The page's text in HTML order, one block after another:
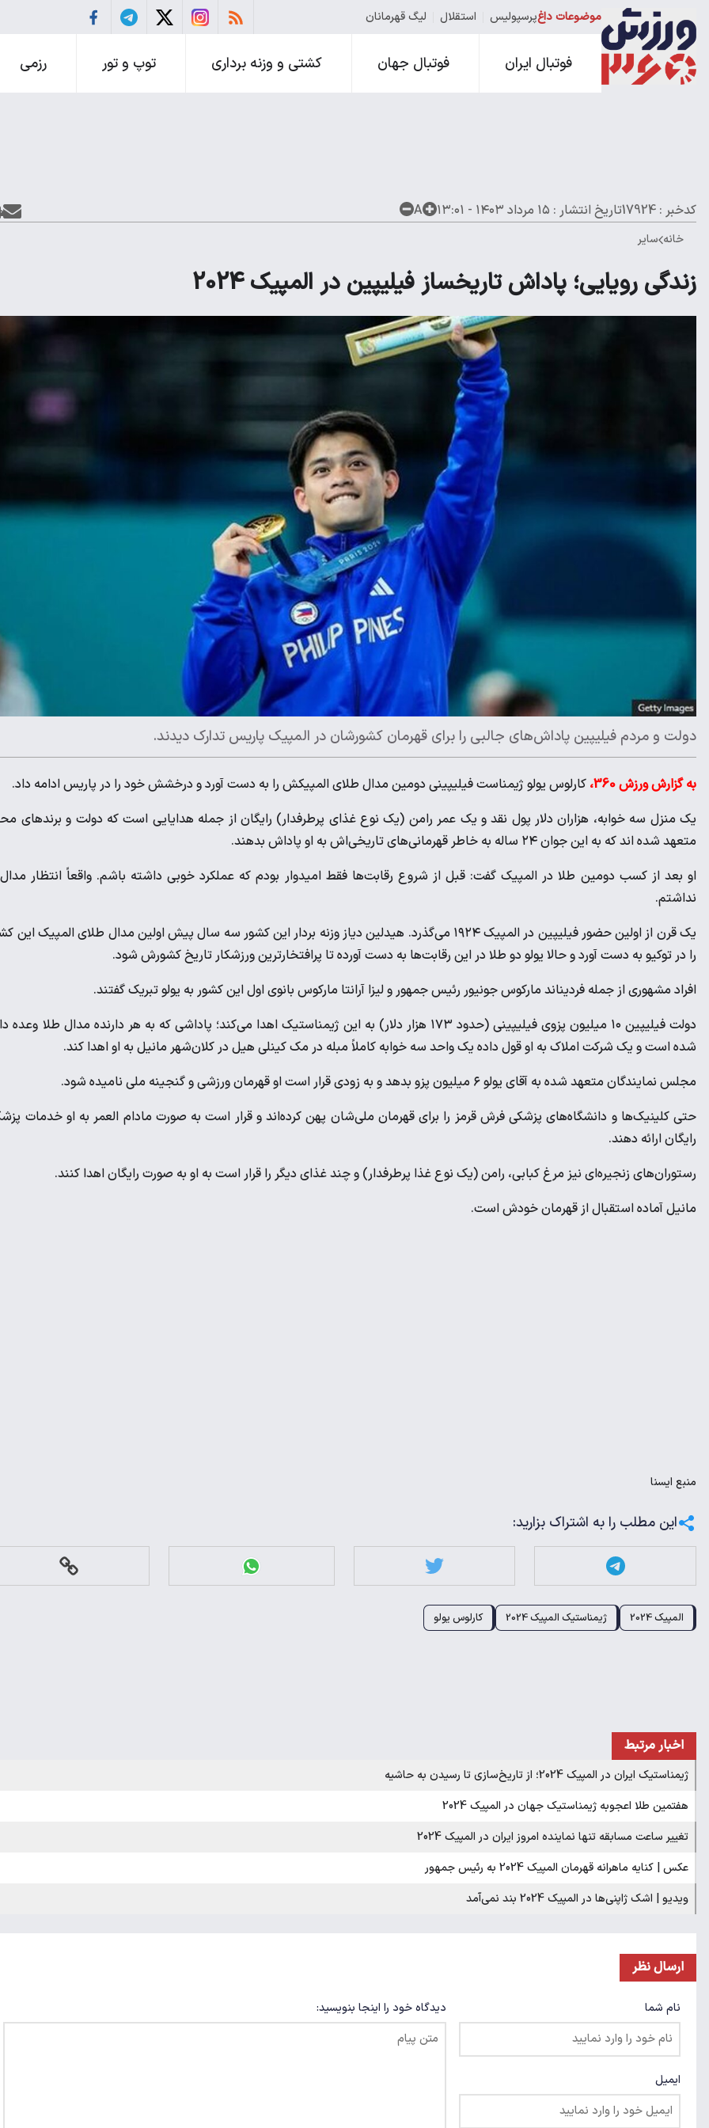
موضوعات داغپرسپولیس استقلال لیگ قهرمانان
فوتبال ایران فوتبال جهان کشتی و وزنه برداری توپ و تور رزمی
کدخبر : 17924 تاریخ انتشار : ۱۵ مرداد ۱۴۰۳ - ۱۳:۰۱ A
خانه سایر
زندگی رویایی؛ پاداش تاریخساز فیلیپین در المپیک 2024
دولت و مردم فیلیپین پاداش‌های جالبی را برای قهرمان کشورشان در المپیک پاریس تدارک دیدند.
به گزارش ورزش 360،
کارلوس یولو ژیمناست فیلیپینی دومین مدال طلای المپیکش را به دست آورد و درخشش خود را در پاریس ادامه داد.
یک منزل سه خوابه، هزاران دلار پول نقد و یک عمر رامن (یک نوع غذای پرطرفدار) رایگان از جمله هدایایی است که دولت و برندهای
متعهد شده اند که به این جوان ۲۴ ساله به خاطر قهرمانی‌های تاریخی‌اش به او پاداش بدهند.
او بعد از کسب دومین طلا در المپیک گفت: قبل از شروع رقابت‌ها فقط امیدوار بودم که عملکرد خوبی داشته باشم. واقعاً انتظار مدال
نداشتم.
یک قرن از اولین حضور فیلیپین در المپیک ۱۹۲۴ می‌گذرد. ​​هیدلین دیاز وزنه بردار این کشور سه سال پیش اولین مدال طلای المپیک این
را در توکیو به دست آورد و حالا یولو دو طلا در این رقابت‌ها به دست آورده تا پرافتخارترین ورزشکار تاریخ کشورش شود.
افراد مشهوری از جمله فردیناند مارکوس جونیور رئیس جمهور و لیزا آرانتا مارکوس بانوی اول این کشور به یولو تبریک گفتند.
دولت فیلیپین ۱۰ میلیون پزوی فیلیپینی (حدود ۱۷۳ هزار دلار) به این ژیمناستیک اهدا می‌کند؛ پاداشی که به هر دارنده مدال طلا وعده
شده است و یک شرکت املاک به او قول داده یک واحد سه خوابه کاملاً مبله در مک کینلی هیل در کلان‌شهر مانیل به او اهدا کند.
مجلس نمایندگان متعهد شده به آقای یولو ۶ میلیون پزو بدهد و به زودی قرار است او قهرمان ورزشی و گنجینه ملی نامیده شود.
حتی کلینیک‌ها و دانشگاه‌های پزشکی فرش قرمز را برای قهرمان ملی‌شان پهن کرده‌اند و قرار است به صورت مادام العمر به او خدمات
رایگان ارائه دهند.
رستوران‌های زنجیره‌ای نیز مرغ کبابی، رامن (یک نوع غذا پرطرفدار) و چند غذای دیگر را قرار است به او به صورت رایگان اهدا کنند.
مانیل آماده استقبال از قهرمان خودش است.
منبع ايسنا
این مطلب را به اشتراک بزارید:
المپیک 2024 ژیمناستیک المپیک 2024 کارلوس یولو
اخبار مرتبط
ژیمناستیک ایران در المپیک 2024؛ از تاریخ‌سازی تا رسیدن به حاشیه
هفتمین طلا اعجوبه ژیمناستیک جهان در المپیک 2024
تغییر ساعت مسابقه تنها نماینده امروز ایران در المپیک 2024
عکس | کنایه ماهرانه قهرمان المپیک 2024 به رئیس جمهور
ویدیو | اشک ژاپنی‌ها در المپیک 2024 بند نمی‌آمد
ارسال نظر
نام شما
ایمیل
دیدگاه خود را اینجا بنویسید: